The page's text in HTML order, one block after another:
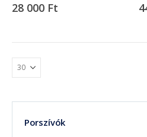
28 000 Ft
Porszívók